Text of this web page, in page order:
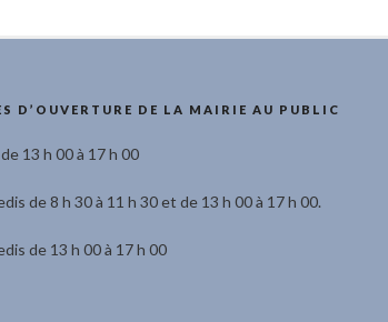
D’OUVERTURE DE LA MAIRIE AU PUBLIC
13 h 00 à 17 h 00
de 8 h 30 à 11 h 30 et de 13 h 00 à 17 h 00.
de 13 h 00 à 17 h 00